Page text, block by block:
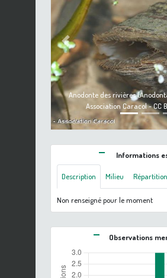
Anodonte des rivières
Association Caracol - CC
Previous
Informations
Description Milieu Répartition
Non renseigné pour le moment
Observations